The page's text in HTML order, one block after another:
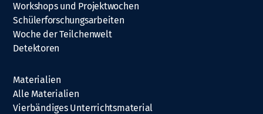
Workshops und Projektwochen
Schülerforschungsarbeiten
Woche der Teilchenwelt
Detektoren
Materialien
Alle Materialien
Vierbändiges Unterrichtsmaterial